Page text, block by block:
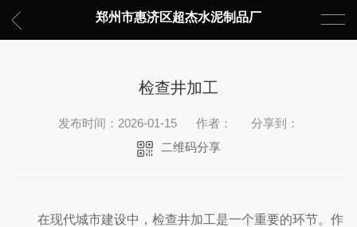
郑州市惠济区超杰水泥制品厂
检查井加工
发布时间：2026-01-15 作者：
分享到：
二维码分享
在现代城市建设中，检查井加工是一个重要的环节。作